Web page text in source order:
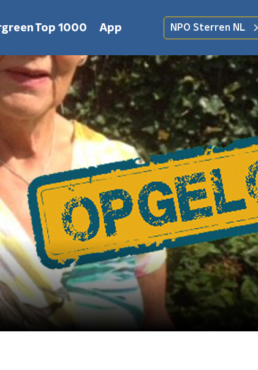
Top 1000 App NPO Sterren NL